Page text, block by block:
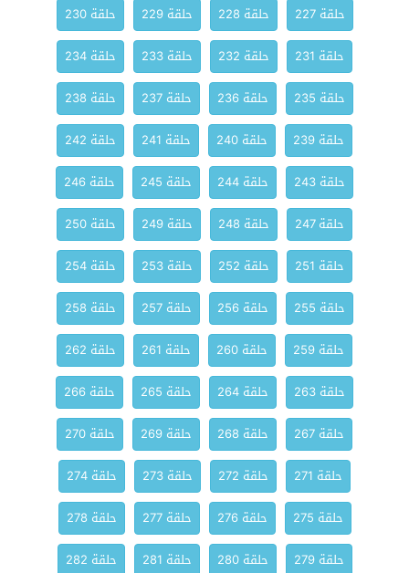
حلقة 227
حلقة 228 حلقة 229
حلقة 230
حلقة 231
حلقة 232 حلقة 233
حلقة 234
حلقة 235
حلقة 236 حلقة 237
حلقة 238
حلقة 239
حلقة 240 حلقة 241
حلقة 242
حلقة 243
حلقة 244 حلقة 245
حلقة 246
حلقة 247
حلقة 248 حلقة 249
حلقة 250
حلقة 251
حلقة 252 حلقة 253
حلقة 254
حلقة 255
حلقة 256 حلقة 257
حلقة 258
حلقة 259
حلقة 260 حلقة 261
حلقة 262
حلقة 263
حلقة 264 حلقة 265
حلقة 266
حلقة 267
حلقة 268 حلقة 269
حلقة 270
حلقة 271
حلقة 272 حلقة 273
حلقة 274
حلقة 275
حلقة 276 حلقة 277
حلقة 278
حلقة 279
حلقة 280 حلقة 281
حلقة 282